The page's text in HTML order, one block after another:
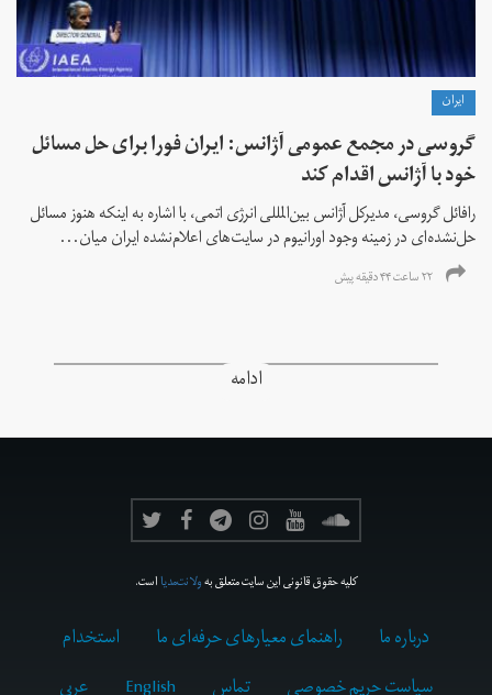
ايران
گروسی در مجمع عمومی آژانس: ایران فورا برای حل مسائل
خود با آژانس اقدام کند
رافائل گروسی، مدیرکل آژانس بین‌المللی انرژی اتمی، با اشاره به اینکه هنوز مسائل
حل‌نشده‌ای در زمینه وجود اورانیوم در سایت‌های اعلام‌نشده ایران میان...
۲۲ ساعت ۴۴ دقیقه پیش
ادامه
کلیه حقوق قانونی این سایت متعلق بهولانت‌مدیااست.
درباره ما راهنمای معیارهای حرفه‌ای ما
استخدام